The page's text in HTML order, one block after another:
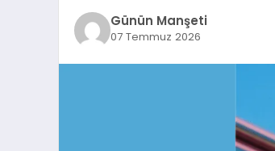
Günün Manşeti
07 Temmuz 2026